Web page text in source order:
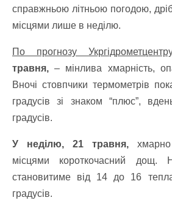
справжньою літньою погодою,
місцями лише в неділю.
По прогнозу
травня, – мінлива хмарність,
Вночі стовпчики термометрів
градусів зі знаком “плюс”,
градусів.
У неділю, 21 травня,
місцями короткочасний дощ.
становитиме від 14 до 16
градусів.